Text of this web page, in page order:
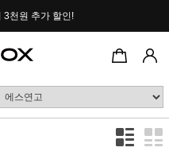
3천원 추가 할인!
2000P 적립